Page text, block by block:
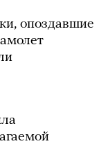
опоздавшие